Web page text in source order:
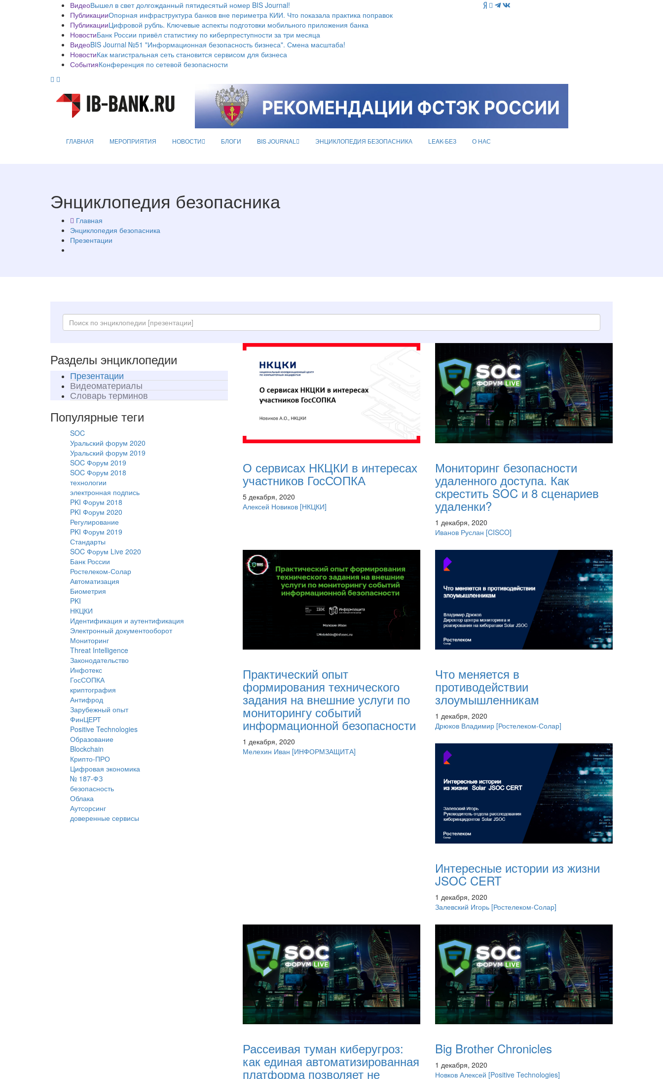
ВидеоВышел в свет долгожданный пятидесятый номер BIS Journal!
ПубликацииОпорная инфраструктура банков вне периметра КИИ. Что показала практика поправок
ПубликацииЦифровой рубль. Ключевые аспекты подготовки мобильного приложения банка
НовостиБанк России привёл статистику по киберпреступности за три месяца
ВидеоBIS Journal №51 "Информационная безопасность бизнеса". Смена масштаба!
НовостиКак магистральная сеть становится сервисом для бизнеса
СобытияКонференция по сетевой безопасности
ГЛАВНАЯ МЕРОПРИЯТИЯ НОВОСТИ БЛОГИ BIS JOURNAL ЭНЦИКЛОПЕДИЯ БЕЗОПАСНИКА LEAK-БЕЗ О НАС
Энциклопедия безопасника
Главная
Энциклопедия безопасника
Презентации
Разделы энциклопедии
Презентации
Видеоматериалы
Словарь терминов
Популярные теги
SOC
Уральский форум 2020
Уральский форум 2019
SOC Форум 2019
SOC Форум 2018
технологии
электронная подпись
PKI Форум 2018
PKI Форум 2020
Регулирование
PKI Форум 2019
Стандарты
SOC Форум Live 2020
Банк России
Ростелеком-Солар
Автоматизация
Биометрия
PKI
НКЦКИ
Идентификация и аутентификация
Электронный документооборот
Мониторинг
Threat Intelligence
Законодательство
Инфотекс
ГосСОПКА
криптография
Антифрод
Зарубежный опыт
ФинЦЕРТ
Positive Technologies
Образование
Blockchain
Крипто-ПРО
Цифровая экономика
№ 187-ФЗ
безопасность
Облака
Аутсорсинг
доверенные сервисы
О сервисах НКЦКИ в интересах
участников ГосСОПКА
5 декабря, 2020
Алексей Новиков [НКЦКИ]
Мониторинг безопасности
удаленного доступа. Как
скрестить SOC и 8 сценариев
удаленки?
1 декабря, 2020
Иванов Руслан [CISCO]
Практический опыт
формирования технического
задания на внешние услуги по
мониторингу событий
информационной безопасности
1 декабря, 2020
Мелехин Иван [ИНФОРМЗАЩИТА]
Что меняется в
противодействии
злоумышленникам
1 декабря, 2020
Дрюков Владимир [Ростелеком-Солар]
Интересные истории из жизни
JSOC CERT
1 декабря, 2020
Залевский Игорь [Ростелеком-Солар]
Рассеивая туман киберугроз:
как единая автоматизированная
платформа позволяет не
Big Brother Chronicles
1 декабря, 2020
Новков Алексей [Positive Technologies]